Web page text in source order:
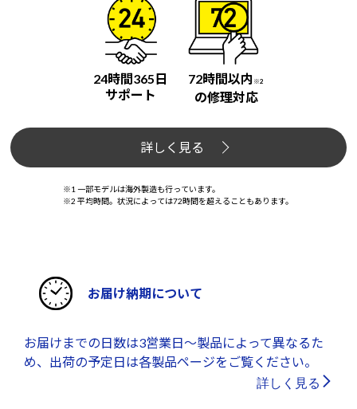
24時間365日
サポート
72時間以内 ※2
の修理対応
詳しく見る
※1 一部モデルは海外製造も行っています。
※2 平均時間。状況によっては72時間を超えることもあります。
お届け納期について
お届けまでの日数は3営業日～製品によって異なるた
め、出荷の予定日は各製品ページをご覧ください。
詳しく見る